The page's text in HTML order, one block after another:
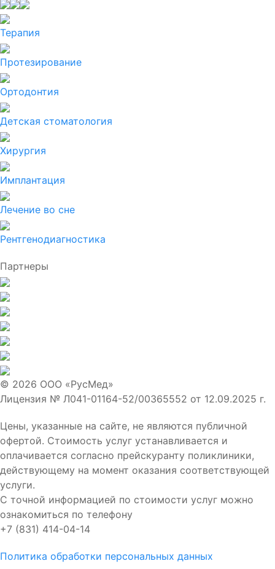
Терапия
Протезирование
Ортодонтия
Детская стоматология
Хирургия
Имплантация
Лечение во сне
Рентгенодиагностика
Партнеры
© 2026 ООО «РусМед»
Лицензия № Л041-01164-52/00365552 от 12.09.2025 г.
Цены, указанные на сайте, не являются публичной
офертой. Стоимость услуг устанавливается и
оплачивается согласно прейскуранту поликлиники,
действующему на момент оказания соответствующей
услуги.
С точной информацией по стоимости услуг можно
ознакомиться по телефону
+7 (831) 414-04-14
Политика обработки персональных данных